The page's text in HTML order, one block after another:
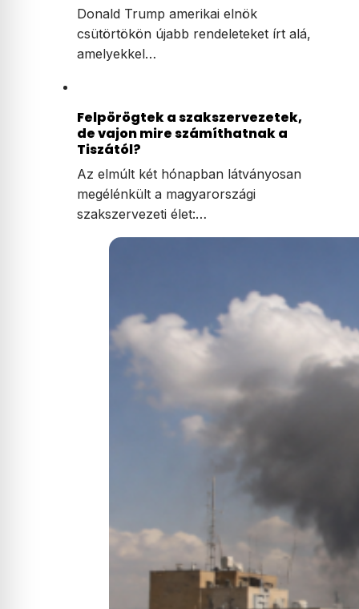
Donald Trump amerikai elnök
csütörtökön újabb rendeleteket írt alá,
amelyekkel…
Felpörögtek a szakszervezetek,
de vajon mire számíthatnak a
Tiszától?
Az elmúlt két hónapban látványosan
megélénkült a magyarországi
szakszervezeti élet:…